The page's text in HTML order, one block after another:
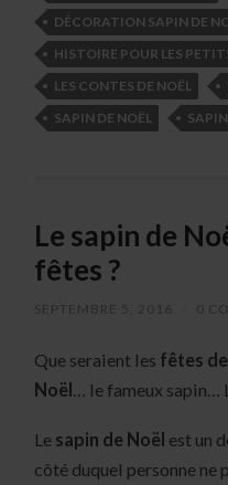
DÉCORATION SAPIN DE
HISTOIRE POUR LES
LES CONTES DE NOËL
SAPIN DE NOËL
Le sapin de
fêtes ?
SEPTEMBRE 5, 2016 0
Que seraient les fêtes de
Noël… le fameux sapin…
Le sapin de Noël est un
côté duquel personne ne